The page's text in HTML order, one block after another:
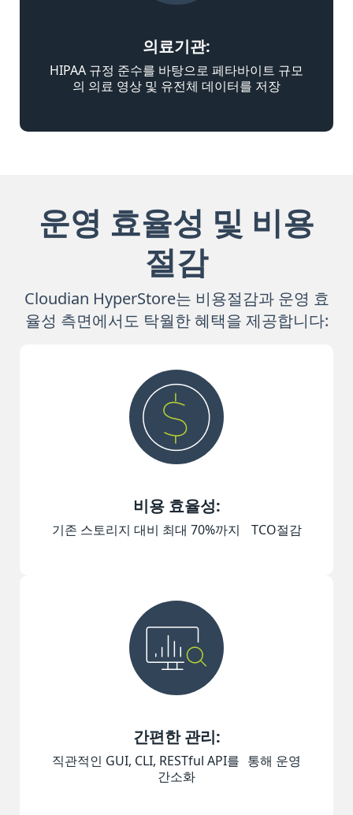
의료기관:
HIPAA 규정 준수를 바탕으로 페타바이트 규모
의 의료 영상 및 유전체 데이터를 저장
운영 효율성 및 비용
절감
Cloudian HyperStore는 비용절감과 운영 효
율성 측면에서도 탁월한 혜택을 제공합니다:
비용 효율성:
기존 스토리지 대비 최대 70%까지 TCO절감
간편한 관리:
직관적인 GUI, CLI, RESTful API를 통해 운영
간소화